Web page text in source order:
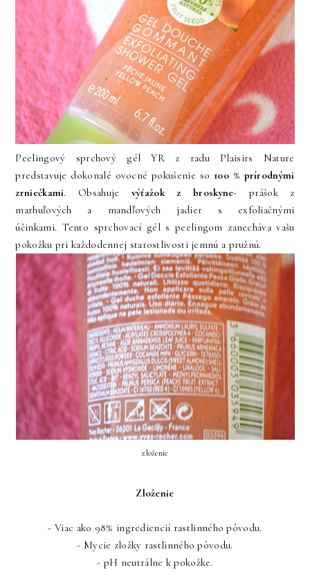
Peelingový sprchový gél YR z radu Plaisirs Nature
predstavuje dokonalé ovocné pokušenie so 100 % prírodnými
zrniečkami. Obsahuje výťažok z broskyne- prášok z
marhuľových a mandľových jadier s exfoliačnými
účinkami. Tento sprchovací gél s peelingom zanecháva vašu
pokožku pri každodennej starostlivosti jemnú a pružnú.
zloženie
Zloženie
- Viac ako 98% ingrediencií rastlinného pôvodu.
- Mycie zložky rastlinného pôvodu.
- pH neutrálne k pokožke.